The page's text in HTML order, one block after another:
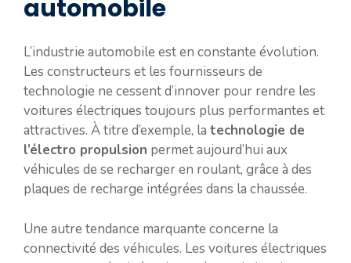
automobile
L’industrie automobile est en constante évolution.
Les constructeurs et les fournisseurs de
technologie ne cessent d’innover pour rendre les
voitures électriques toujours plus performantes et
attractives. À titre d’exemple, la technologie de
l’électro propulsion permet aujourd’hui aux
véhicules de se recharger en roulant, grâce à des
plaques de recharge intégrées dans la chaussée.
Une autre tendance marquante concerne la
connectivité des véhicules. Les voitures électriques